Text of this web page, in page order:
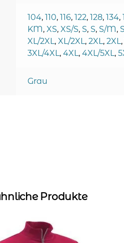
104, 110, 116, 122, 128, 134,
KM, XS, XS/S, S, S, S/M,
XL/2XL, XL/2XL, 2XL, 2XL,
3XL/4XL, 4XL, 4XL/5XL,
Grau
Produkte